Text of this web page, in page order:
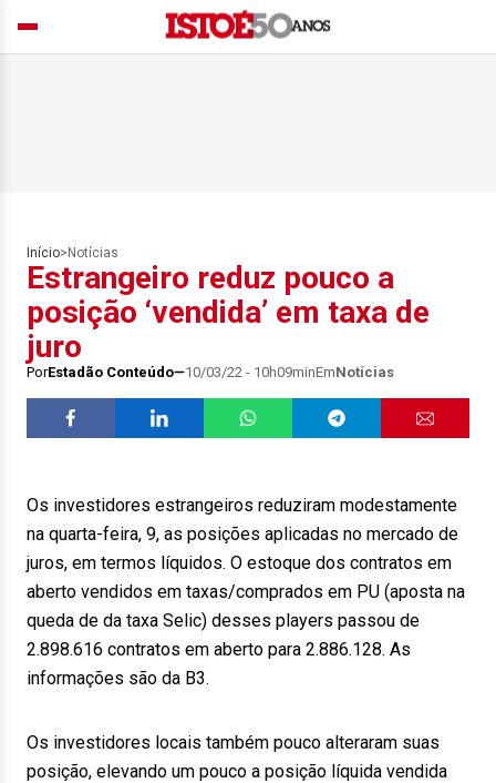
Início> Notícias
Estrangeiro reduz pouco a
posição ‘vendida’ em taxa de
juro
PorEstadão Conteúdo 10/03/22 - 10h09minEmNotícias
Os investidores estrangeiros reduziram modestamente
na quarta-feira, 9, as posições aplicadas no mercado de
juros, em termos líquidos. O estoque dos contratos em
aberto vendidos em taxas/comprados em PU (aposta na
queda de da taxa Selic) desses players passou de
2.898.616 contratos em aberto para 2.886.128. As
informações são da B3.
Os investidores locais também pouco alteraram suas
posição, elevando um pouco a posição líquida vendida